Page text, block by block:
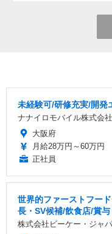
未経験可/研修充実/開発
ナナイロモバイル株式会社
大阪府
月給28万円～60万円
正社員
世界的ファーストフー
長・SV候補/飲食店/賞与
株式会社ビーケー・ジャ